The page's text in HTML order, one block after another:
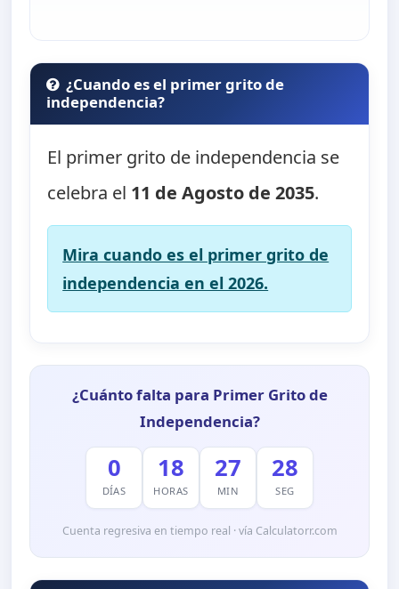
¿Cuando es el primer grito de
independencia?
El primer grito de independencia se
celebra el 11 de Agosto de 2035.
Mira cuando es el primer grito de
independencia en el 2026.
¿Cuánto falta para Primer Grito de
Independencia?
0
DÍAS
18
HORAS
27
MIN
27
SEG
Cuenta regresiva en tiempo real · vía Calculatorr.com